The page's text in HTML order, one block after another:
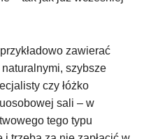
zawierać
szybsze
czy łóżko
sali – w
tego typu